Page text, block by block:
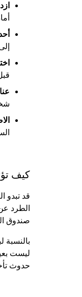
كيف
قد تبدو
الطرد
صندوق
حدوث